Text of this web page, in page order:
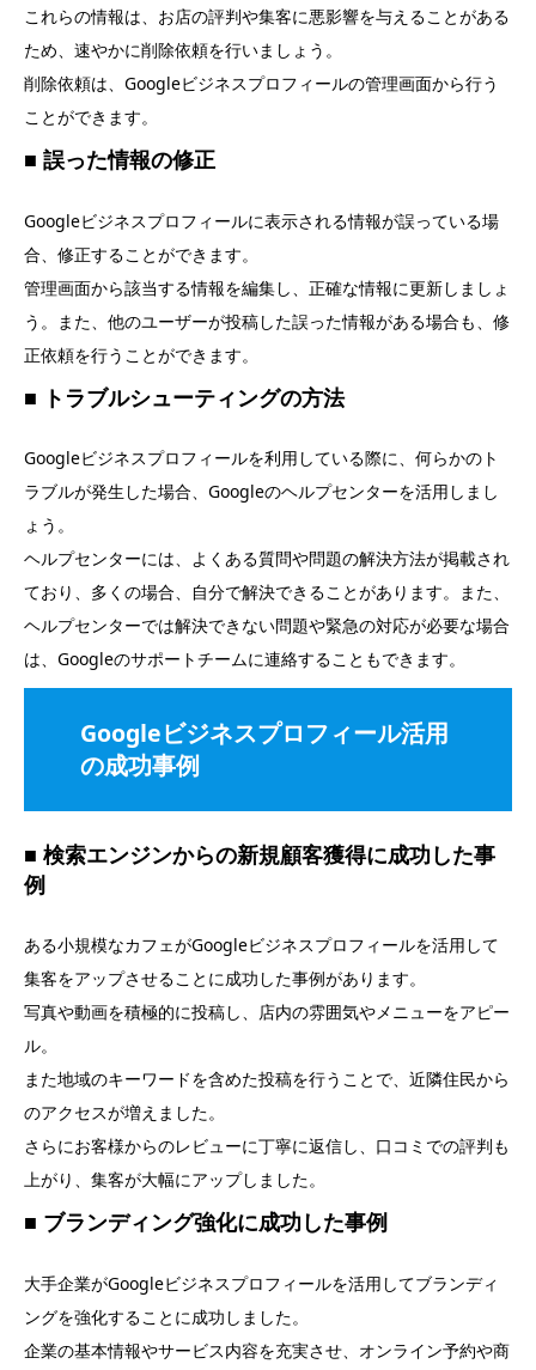
これらの情報は、お店の評判や集客に悪影響を与えることがある
ため、速やかに削除依頼を行いましょう。
削除依頼は、Googleビジネスプロフィールの管理画面から行う
ことができます。
■ 誤った情報の修正
Googleビジネスプロフィールに表示される情報が誤っている場
合、修正することができます。
管理画面から該当する情報を編集し、正確な情報に更新しましょ
う。また、他のユーザーが投稿した誤った情報がある場合も、修
正依頼を行うことができます。
■ トラブルシューティングの方法
Googleビジネスプロフィールを利用している際に、何らかのト
ラブルが発生した場合、Googleのヘルプセンターを活用しまし
ょう。
ヘルプセンターには、よくある質問や問題の解決方法が掲載され
ており、多くの場合、自分で解決できることがあります。また、
ヘルプセンターでは解決できない問題や緊急の対応が必要な場合
は、Googleのサポートチームに連絡することもできます。
Googleビジネスプロフィール活用
の成功事例
■ 検索エンジンからの新規顧客獲得に成功した事
例
ある小規模なカフェがGoogleビジネスプロフィールを活用して
集客をアップさせることに成功した事例があります。
写真や動画を積極的に投稿し、店内の雰囲気やメニューをアピー
ル。
また地域のキーワードを含めた投稿を行うことで、近隣住民から
のアクセスが増えました。
さらにお客様からのレビューに丁寧に返信し、口コミでの評判も
上がり、集客が大幅にアップしました。
■ ブランディング強化に成功した事例
大手企業がGoogleビジネスプロフィールを活用してブランディ
ングを強化することに成功しました。
企業の基本情報やサービス内容を充実させ、オンライン予約や商